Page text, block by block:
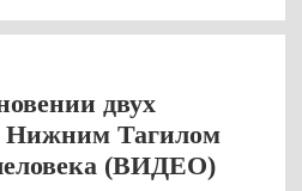
двух
Нижним Тагилом
(ВИДЕО)